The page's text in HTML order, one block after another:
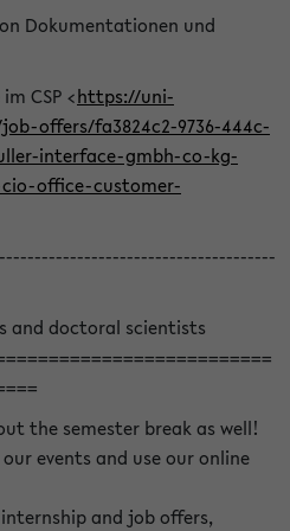
Dokumentationen und
CSP <https://uni-
offers/fa3824c2-9736-444c-
interface-gmbh-co-kg-
office-customer-
and doctoral scientists
the semester break as well!
events and use our online
and job offers,